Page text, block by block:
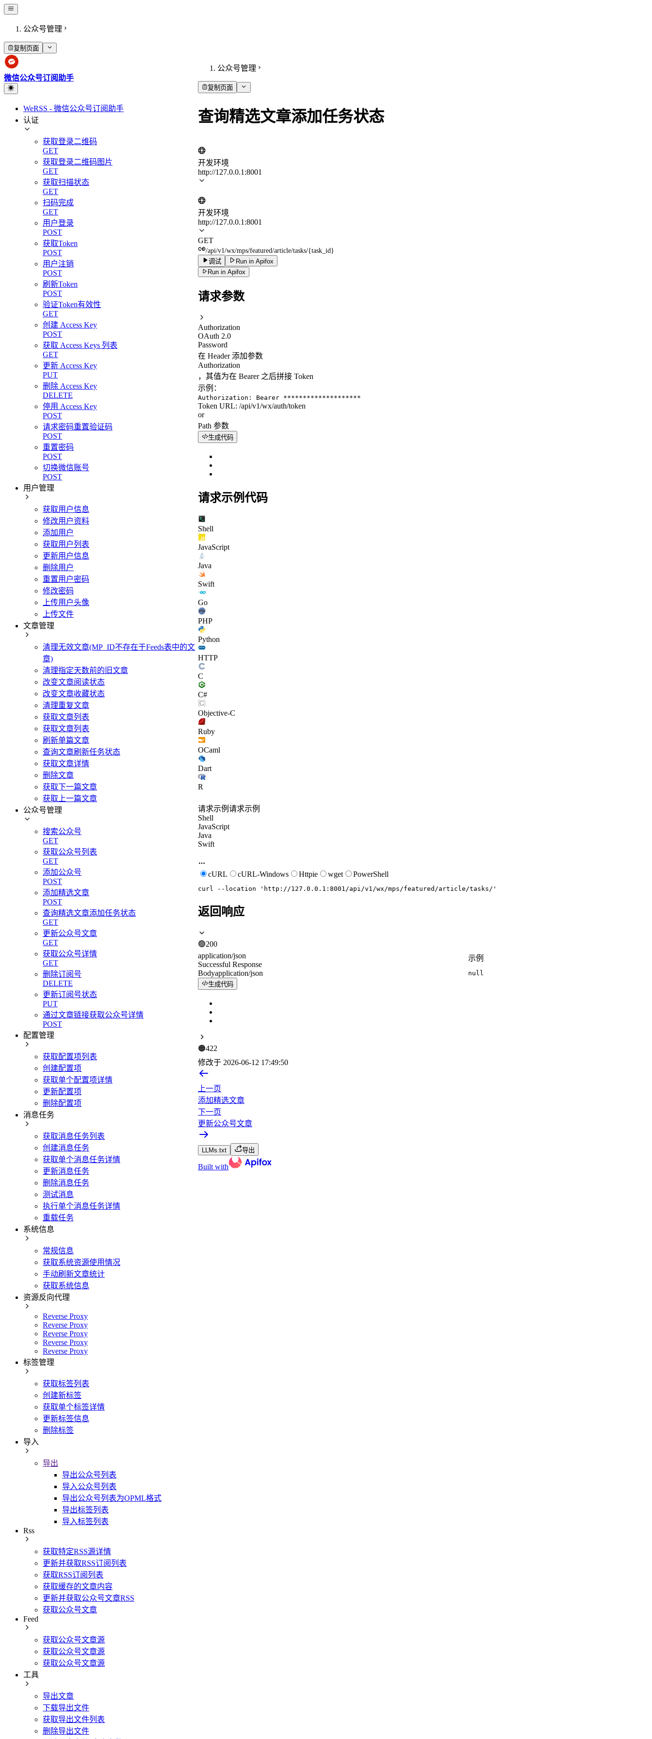
公众号管理
复制页面
微信公众号订阅助手
WeRSS - 微信公众号订阅助手
认证
获取登录二维码
GET
获取登录二维码图片
GET
获取扫描状态
GET
扫码完成
GET
用户登录
POST
获取Token
POST
用户注销
POST
刷新Token
POST
验证Token有效性
GET
创建 Access Key
POST
获取 Access Keys 列表
GET
更新 Access Key
PUT
删除 Access Key
DELETE
停用 Access Key
POST
请求密码重置验证码
POST
重置密码
POST
切换微信账号
POST
用户管理
获取用户信息
修改用户资料
添加用户
获取用户列表
更新用户信息
删除用户
重置用户密码
修改密码
上传用户头像
上传文件
文章管理
清理无效文章(MP_ID不存在于Feeds表中的文
章)
清理指定天数前的旧文章
改变文章阅读状态
改变文章收藏状态
清理重复文章
获取文章列表
获取文章列表
刷新单篇文章
查询文章刷新任务状态
获取文章详情
删除文章
获取下一篇文章
获取上一篇文章
公众号管理
搜索公众号
GET
获取公众号列表
GET
添加公众号
POST
添加精选文章
POST
查询精选文章添加任务状态
GET
更新公众号文章
GET
获取公众号详情
GET
删除订阅号
DELETE
更新订阅号状态
PUT
通过文章链接获取公众号详情
POST
配置管理
获取配置项列表
创建配置项
获取单个配置项详情
更新配置项
删除配置项
消息任务
获取消息任务列表
创建消息任务
获取单个消息任务详情
更新消息任务
删除消息任务
测试消息
执行单个消息任务详情
重载任务
系统信息
常规信息
获取系统资源使用情况
手动刷新文章统计
获取系统信息
资源反向代理
Reverse Proxy
Reverse Proxy
Reverse Proxy
Reverse Proxy
Reverse Proxy
标签管理
获取标签列表
创建新标签
获取单个标签详情
更新标签信息
删除标签
导入
导出
导出公众号列表
导入公众号列表
导出公众号列表为OPML格式
导出标签列表
导入标签列表
Rss
获取特定RSS源详情
更新并获取RSS订阅列表
获取RSS订阅列表
获取缓存的文章内容
更新并获取公众号文章RSS
获取公众号文章
Feed
获取公众号文章源
获取公众号文章源
获取公众号文章源
工具
导出文章
下载导出文件
获取导出文件列表
删除导出文件
公众号管理
复制页面
查询精选文章添加任务状态
开发环境
http://127.0.0.1:8001
开发环境
http://127.0.0.1:8001
GET
/api/v1/wx/mps/featured/article/tasks/{task_id}
调试
Run in Apifox
Run in Apifox
请求参数
Authorization
OAuth 2.0
Password
在 Header 添加参数
Authorization
，其值为在 Bearer 之后拼接 Token
示例 ：
Authorization: Bearer ********************
Token URL: /api/v1/wx/auth/token
or
Path 参数
生成代码
请求示例代码
Shell
JavaScript
Java
Swift
Go
PHP
Python
HTTP
C
C#
Objective-C
Ruby
OCaml
Dart
R
请求示例 请求示例
Shell
JavaScript
Java
Swift
cURL cURL-Windows Httpie wget PowerShell
curl --location 'http://127.0.0.1:8001/api/v1/wx/mps/featured/article/tasks/'
返回响应
🟢200
application/json
Successful Response
Bodyapplication/json
生成代码
示例
null
🟠422
修改于 2026-06-12 17:49:50
上一页
添加精选文章
下一页
更新公众号文章
LLMs.txt 导出
Built with